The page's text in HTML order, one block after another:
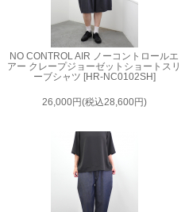
NO CONTROL AIR ノーコントロールエ
アー クレープジョーゼットショートスリ
ーブシャツ [HR-NC0102SH]
26,000円(税込28,600円)